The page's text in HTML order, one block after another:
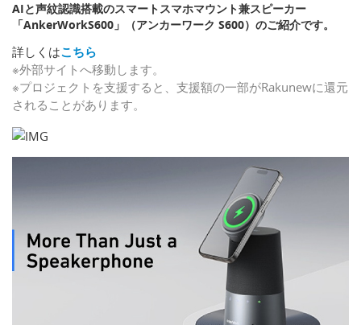
AIと声紋認識搭載のスマートスマホマウント兼スピーカー
「AnkerWorkS600」（アンカーワーク S600）のご紹介です。
詳しくはこちら
※外部サイトへ移動します。
※プロジェクトを支援すると、支援額の一部がRakunewに還元
されることがあります。